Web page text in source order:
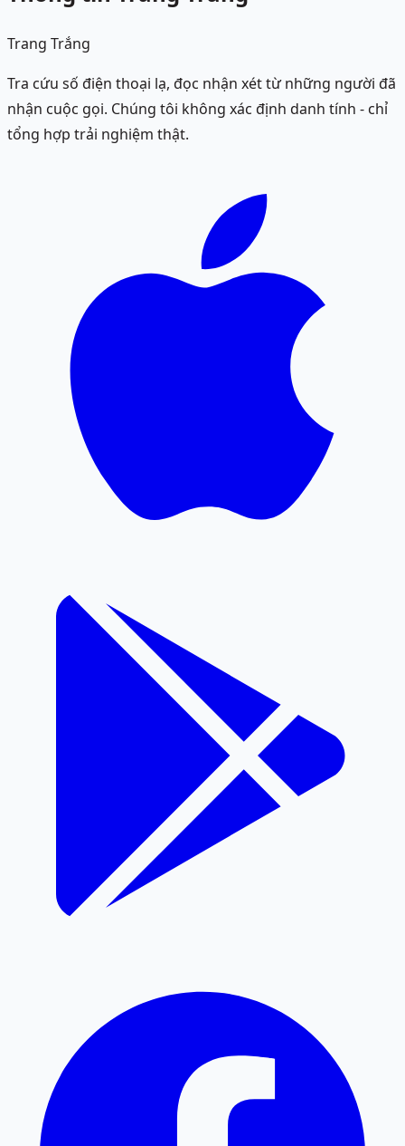
Trang Trắng
Tra cứu số điện thoại lạ, đọc nhận xét từ những người đã
nhận cuộc gọi. Chúng tôi không xác định danh tính - chỉ
tổng hợp trải nghiệm thật.